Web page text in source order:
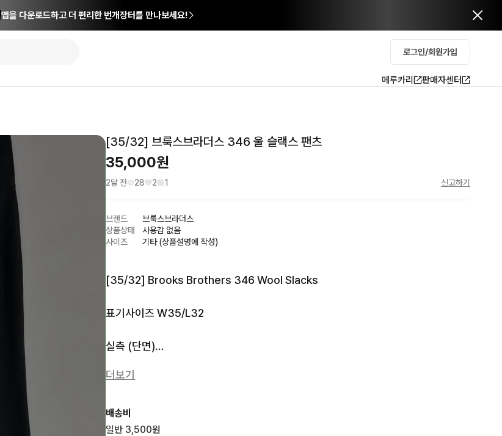
앱을 다운로드하고 더 편리한 번개장터를 만나보세요!
로그인/회원가입
메루카리 판매자센터
[35/32] 브룩스브라더스 346 울 슬랙스 팬츠
35,000원
2달 전 28 2 1 신고하기
브랜드
브룩스브라더스
상품상태
사용감 없음
사이즈
기타 (상품설명에 작성)
[35/32] Brooks Brothers 346 Wool Slacks
표기사이즈 W35/L32
실측 (단면)
허리 44cm
밑단 22cm
총장 108cm
더보기
배송비
일반 3,500원